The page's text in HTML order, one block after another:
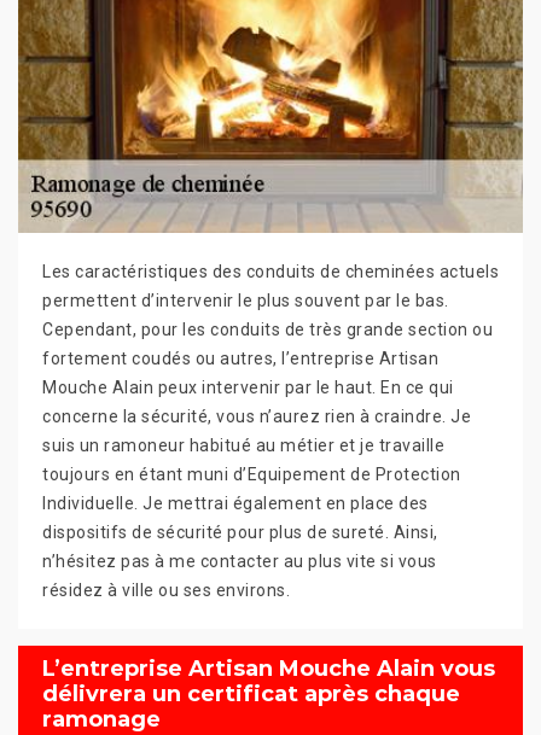
Les caractéristiques des conduits de cheminées actuels
permettent d’intervenir le plus souvent par le bas.
Cependant, pour les conduits de très grande section ou
fortement coudés ou autres, l’entreprise Artisan
Mouche Alain peux intervenir par le haut. En ce qui
concerne la sécurité, vous n’aurez rien à craindre. Je
suis un ramoneur habitué au métier et je travaille
toujours en étant muni d’Equipement de Protection
Individuelle. Je mettrai également en place des
dispositifs de sécurité pour plus de sureté. Ainsi,
n’hésitez pas à me contacter au plus vite si vous
résidez à ville ou ses environs.
L’entreprise Artisan Mouche Alain vous
délivrera un certificat après chaque
ramonage